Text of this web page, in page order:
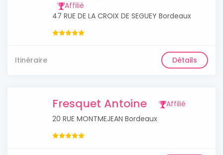
Affilié
47 RUE DE LA CROIX DE SEGUEY Bordeaux
Itinéraire Détails
Fresquet Antoine
Affilié
20 RUE MONTMEJEAN Bordeaux